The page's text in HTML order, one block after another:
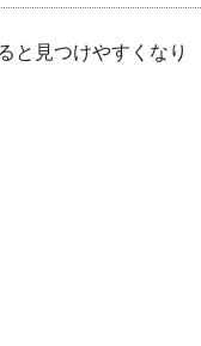
と見つけやすくなり